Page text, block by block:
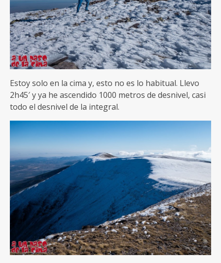
Estoy solo en la cima y, esto no es lo habitual. Llevo
2h45′ y ya he ascendido 1000 metros de desnivel, casi
todo el desnivel de la integral.